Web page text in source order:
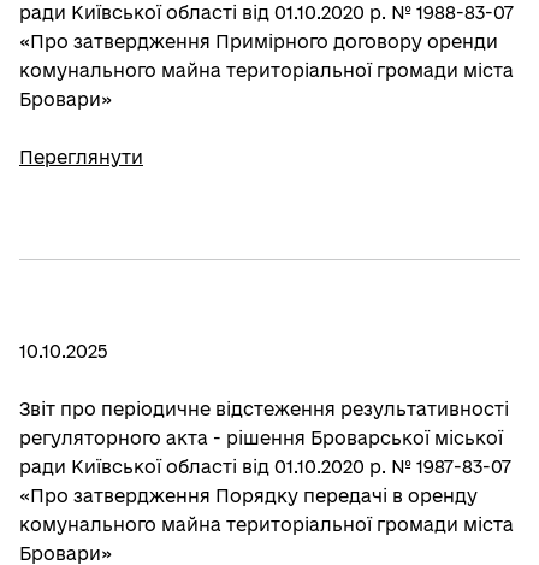
ради Київської області від 01.10.2020 р. № 1988-83-07
«Про затвердження Примірного договору оренди
комунального майна територіальної громади міста
Бровари»
Переглянути
10.10.2025
Звіт про періодичне відстеження результативності
регуляторного акта - рішення Броварської міської
ради Київської області від 01.10.2020 р. № 1987-83-07
«Про затвердження Порядку передачі в оренду
комунального майна територіальної громади міста
Бровари»